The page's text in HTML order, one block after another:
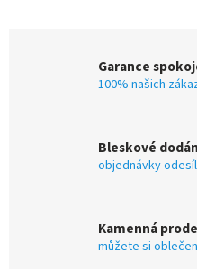
Garance
100% našich
Bleskové
objednávky
Kamenná
můžete si